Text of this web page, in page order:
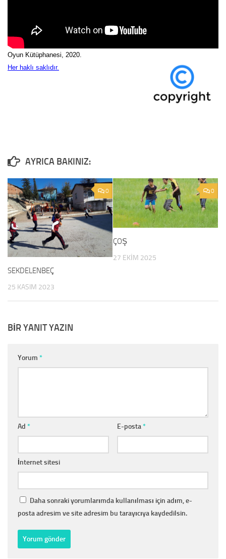
Oyun Kütüphanesi, 2020.
Her haklı saklıdır.
0
SEKDELENBEÇ
25 KASIM 2023
0
ÇOŞ
27 EKIM 2025
BIR YANIT YAZIN
Yorum *
Ad * E-posta*
İnternet sitesi
Daha sonraki yorumlarımda kullanılması için adım, e-
posta adresim ve site adresim bu tarayıcıya kaydedilsin.